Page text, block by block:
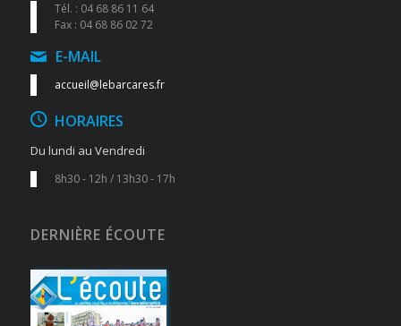
Tél. : 04 68 86 11 64
Fax : 04 68 86 02 72
E-MAIL
accueil@lebarcares.fr
HORAIRES
Du lundi au Vendredi
8h30 - 12h / 13h30 - 17h
DERNIÈRE ÉCOUTE